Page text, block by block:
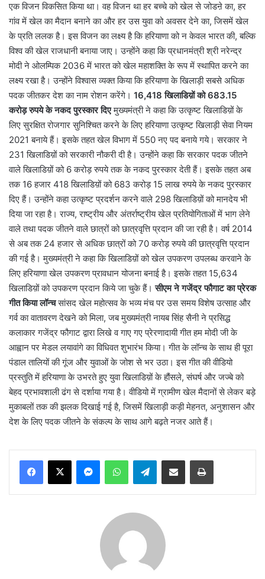
एक विजन विकसित किया था। वह विजन था हर बच्चे को खेल से जोडऩे का, हर
गांव में खेल का मैदान बनाने का और हर उस युवा को अवसर देने का, जिसमें खेल
के प्रति ललक है। इस विजन का लक्ष्य है कि हरियाणा को न केवल भारत की, बल्कि
विश्व की खेल राजधानी बनाया जाए। उन्होंने कहा कि प्रधानमंत्री श्री नरेन्द्र
मोदी ने ओलम्पिक 2036 में भारत को खेल महाशक्ति के रूप में स्थापित करने का
लक्ष्य रखा है। उन्होंने विश्वास व्यक्त किया कि हरियाणा के खिलाड़ी सबसे अधिक
पदक जीतकर देश का नाम रोशन करेंगे। 16,418 खिलाडिय़ों को 683.15
करोड़ रुपये के नकद पुरस्कार दिएमुख्यमंत्री ने कहा कि उत्कृष्ट खिलाडिय़ों के
लिए सुरक्षित रोजगार सुनिश्चित करने के लिए हरियाणा उत्कृष्ट खिलाड़ी सेवा नियम
2021 बनाये हैं। इसके तहत खेल विभाग में 550 नए पद बनाये गये। सरकार ने
231 खिलाडिय़ों को सरकारी नौकरी दी है। उन्होंने कहा कि सरकार पदक जीतने
वाले खिलाडिय़ों को 6 करोड़ रुपये तक के नकद पुरस्कार देती हैं। इसके तहत अब
तक 16 हजार 418 खिलाडिय़ों को 683 करोड़ 15 लाख रुपये के नकद पुरस्कार
दिए हैं। उन्होंने कहा उत्कृष्ट प्रदर्शन करने वाले 298 खिलाडिय़ों को मानदेय भी
दिया जा रहा है। राज्य, राष्ट्रीय और अंतर्राष्ट्रीय खेल प्रतियोगिताओं में भाग लेने
वाले तथा पदक जीतने वाले छात्रों को छात्रवृत्ति प्रदान की जा रही है। वर्ष 2014
से अब तक 24 हजार से अधिक छात्रों को 70 करोड़ रुपये की छात्रवृत्ति प्रदान
की गई है। मुख्यमंत्री ने कहा कि खिलाडिय़ों को खेल उपकरण उपलब्ध करवाने के
लिए हरियाणा खेल उपकरण प्रावधान योजना बनाई है। इसके तहत 15,634
खिलाडिय़ों को उपकरण प्रदान किये जा चुके हैं।सीएम ने गजेंद्र फौगाट का प्रेरक
गीत किया लॉन्चसांसद खेल महोत्सव के भव्य मंच पर उस समय विशेष उत्साह और
गर्व का वातावरण देखने को मिला, जब मुख्यमंत्री नायब सिंह सैनी ने प्रसिद्ध
कलाकार गजेंद्र फौगाट द्वारा लिखे व गाए गए प्रेरणादायी गीत हम मोदी जी के
आह्वान पर मेडल लयावांगे का विधिवत शुभारंभ किया। गीत के लॉन्च के साथ ही पूरा
पंडाल तालियों की गूंज और युवाओं के जोश से भर उठा। इस गीत की वीडियो
प्रस्तुति में हरियाणा के उभरते हुए युवा खिलाडिय़ों के हौंसले, संघर्ष और जज्बे को
बेहद प्रभावशाली ढंग से दर्शाया गया है। वीडियो में ग्रामीण खेल मैदानों से लेकर बड़े
मुकाबलों तक की झलक दिखाई गई है, जिसमें खिलाड़ी कड़ी मेहनत, अनुशासन और
देश के लिए पदक जीतने के संकल्प के साथ आगे बढ़ते नजर आते हैं।
MessengerWhatsAppTelegramShare via Email Print